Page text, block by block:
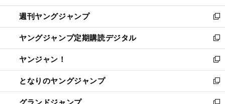
開
く
ウ
で
開
く
ン
ド
ウ
で
開
く
ウ
ィ
ン
ド
ウ
で
開
く
週刊ヤングジャンプ
新
し
い
ウ
ィ
ン
ド
ウ
ヤングジャンプ定期購読デジタル
新
し
い
ウ
ィ
ン
ヤンジャン！
新
し
い
ウ
となりのヤングジャンプ
新
し